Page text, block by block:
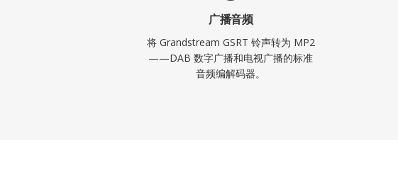
广播音频
将 Grandstream GSRT 铃声转为 MP2
——DAB 数字广播和电视广播的标准
音频编解码器。